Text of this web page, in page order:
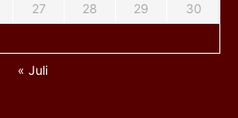
27 28 29
30
« Juli